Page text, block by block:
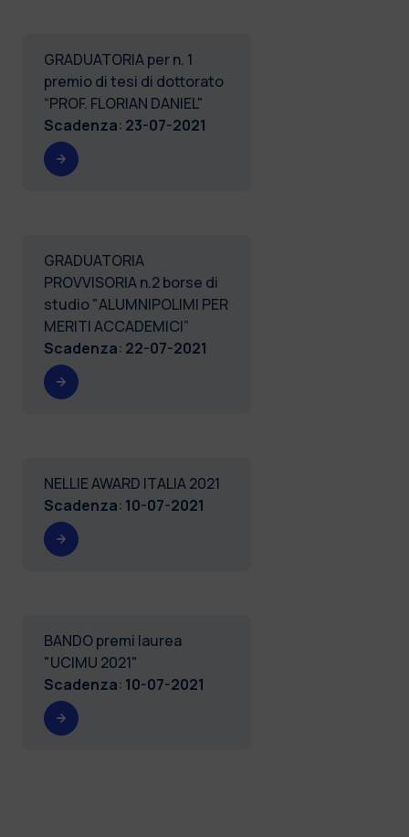
GRADUATORIA per n. 1
premio di tesi di dottorato
“PROF. FLORIAN DANIEL"
Scadenza: 23-07-2021
GRADUATORIA
PROVVISORIA n.2 borse di
studio "ALUMNIPOLIMI PER
MERITI ACCADEMICI”
Scadenza: 22-07-2021
NELLIE AWARD ITALIA 2021
Scadenza: 10-07-2021
BANDO premi laurea
"UCIMU 2021"
Scadenza: 10-07-2021